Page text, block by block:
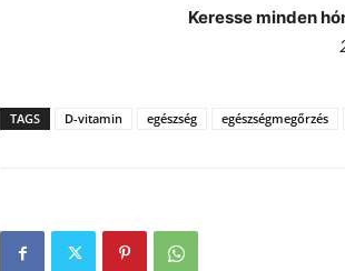
Keresse minden
TAGS D-vitamin egészség egészségmegőrzés